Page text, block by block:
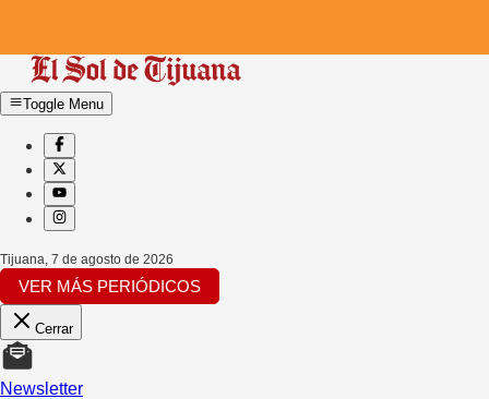
Toggle Menu
Tijuana 7 de agosto de 2026
VER MÁS PERIÓDICOS
Cerrar
Newsletter